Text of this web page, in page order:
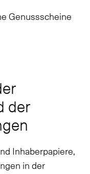
Genussscheine
der
Inhaberpapiere,
in der